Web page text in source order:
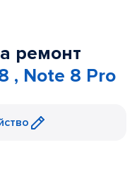
ремонт
, Note 8 Pro